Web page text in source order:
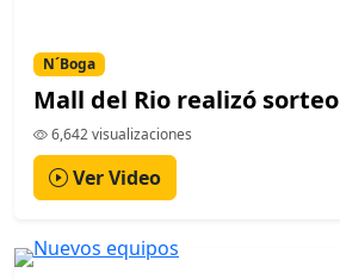
N´Boga
Mall del Rio realizó sorteo
6,642 visualizaciones
Ver Video